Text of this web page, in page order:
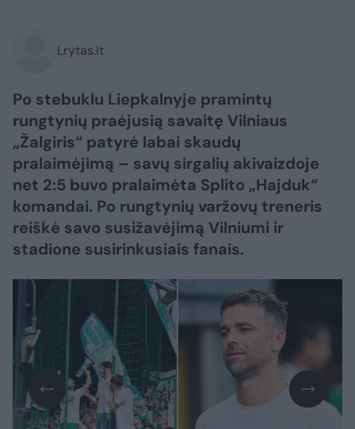
Lrytas.lt
Po stebuklu Liepkalnyje pramintų
rungtynių praėjusią savaitę Vilniaus
„Žalgiris“ patyrė labai skaudų
pralaimėjimą – savų sirgalių akivaizdoje
net 2:5 buvo pralaimėta Splito „Hajduk“
komandai. Po rungtynių varžovų treneris
reiškė savo susižavėjimą Vilniumi ir
stadione susirinkusiais fanais.